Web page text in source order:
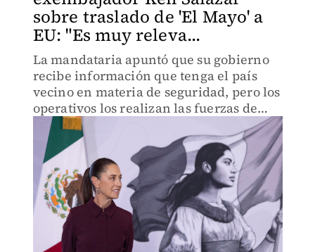
sobre traslado de 'El Mayo' a
EU: "Es muy releva...
La mandataria apuntó que su gobierno
recibe información que tenga el país
vecino en materia de seguridad, pero los
operativos los realizan las fuerzas de
México.